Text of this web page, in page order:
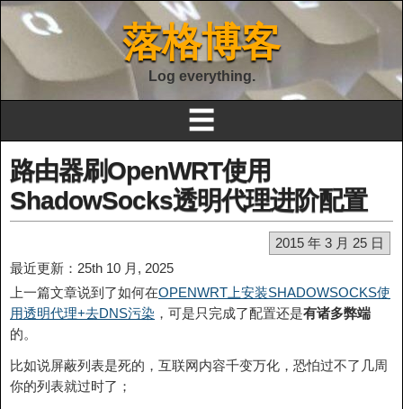
落格博客
Log everything.
☰
路由器刷OpenWRT使用
ShadowSocks透明代理进阶配置
2015 年 3 月 25 日
最近更新：25th 10 月, 2025
上一篇文章说到了如何在OPENWRT上安装SHADOWSOCKS使
用透明代理+去DNS污染 ，可是只完成了配置还是有诸多弊端
的。
比如说屏蔽列表是死的，互联网内容千变万化，恐怕过不了几周
你的列表就过时了；